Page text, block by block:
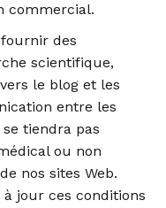
commercial.
fournir des
scientifique,
le blog et les
entre les
tiendra pas
ou non
nos sites Web.
jour ces conditions